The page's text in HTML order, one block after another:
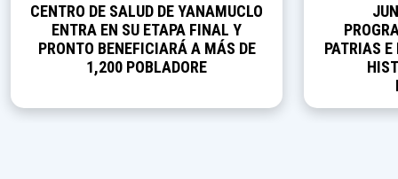
CENTRO DE SALUD DE YANAMUCLO
ENTRA EN SU ETAPA FINAL Y
PRONTO BENEFICIARÁ A MÁS DE
1,200 POBLADORE
PATRIAS